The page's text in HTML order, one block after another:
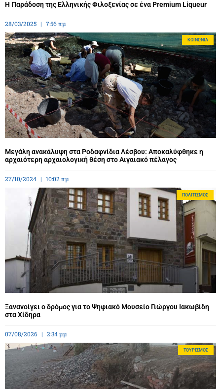
Η Παράδοση της Ελληνικής Φιλοξενίας σε ένα Premium Liqueur
28/03/2025 7:56 πμ
ΚΟΙΝΩΝΊΑ
Μεγάλη ανακάλυψη στα Ροδαφνίδια Λέσβου: Αποκαλύφθηκε η
αρχαιότερη αρχαιολογική θέση στο Αιγαιακό πέλαγος
27/10/2024 10:02 πμ
ΠΟΛΙΤΙΣΜΌΣ
Ξανανοίγει ο δρόμος για το Ψηφιακό Μουσείο Γιώργου Ιακωβίδη
στα Χίδηρα
07/08/2026 2:34 μμ
ΤΟΥΡΙΣΜΌΣ